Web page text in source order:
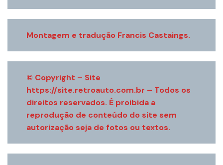
Montagem e tradução Francis Castaings.
© Copyright – Site
https://site.retroauto.com.br – Todos os
direitos reservados. É proibida a
reprodução de conteúdo do site sem
autorização seja de fotos ou textos.